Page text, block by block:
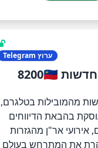
ערוץ
מהמובילות בטלגרם,
בהבאת הדיווחים
אירועי אר"ן מהגזרות
את המתרחש בעולם